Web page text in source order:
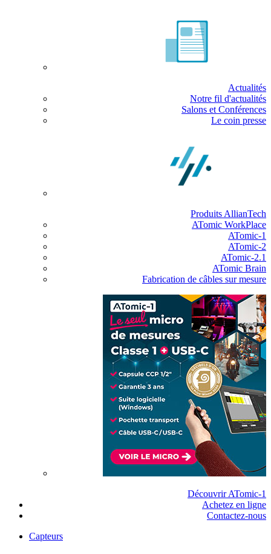
Actualités
Notre fil d'actualités
Salons et Conférences
Le coin presse
Produits AllianTech
ATomic WorkPlace
ATomic-1
ATomic-2
ATomic-2.1
ATomic Brain
Fabrication de câbles sur mesure
Découvrir ATomic-1
Achetez en ligne
Contactez-nous
Capteurs